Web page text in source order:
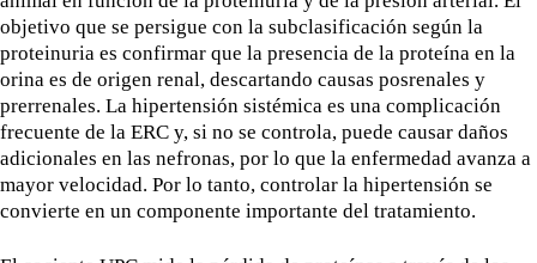
objetivo que se persigue con la subclasificación según la
proteinuria es confirmar que la presencia de la proteína en la
orina es de origen renal, descartando causas posrenales y
prerrenales. La hipertensión sistémica es una complicación
frecuente de la ERC y, si no se controla, puede causar daños
adicionales en las nefronas, por lo que la enfermedad avanza a
mayor velocidad. Por lo tanto, controlar la hipertensión se
convierte en un componente importante del tratamiento.